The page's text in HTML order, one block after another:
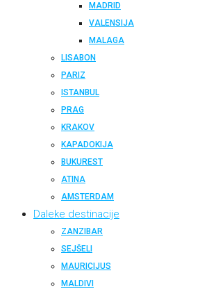
MADRID
VALENSIJA
MALAGA
LISABON
PARIZ
ISTANBUL
PRAG
KRAKOV
KAPADOKIJA
BUKUREST
ATINA
AMSTERDAM
Daleke destinacije
ZANZIBAR
SEJŠELI
MAURICIJUS
MALDIVI